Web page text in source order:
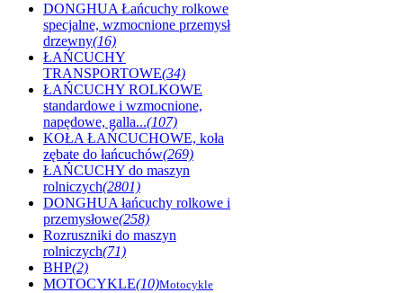
DONGHUA Łańcuchy rolkowe
specjalne, wzmocnione przemysł
drzewny(16)
ŁAŃCUCHY
TRANSPORTOWE(34)
ŁAŃCUCHY ROLKOWE
standardowe i wzmocnione,
napędowe, galla...(107)
KOŁA ŁAŃCUCHOWE, koła
zębate do łańcuchów(269)
ŁAŃCUCHY do maszyn
rolniczych(2801)
DONGHUA łańcuchy rolkowe i
przemysłowe(258)
Rozruszniki do maszyn
rolniczych(71)
BHP(2)
MOTOCYKLE(10)Motocykle